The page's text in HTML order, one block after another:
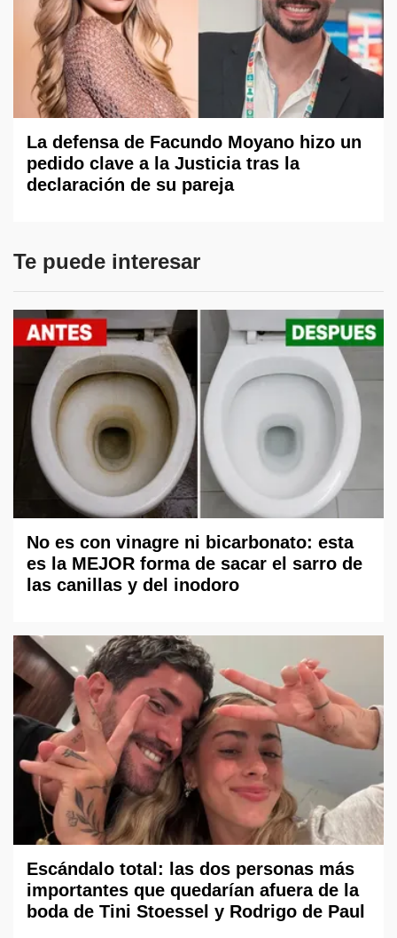
La defensa de Facundo Moyano hizo un
pedido clave a la Justicia tras la
declaración de su pareja
Te puede interesar
No es con vinagre ni bicarbonato: esta
es la MEJOR forma de sacar el sarro de
las canillas y del inodoro
Escándalo total: las dos personas más
importantes que quedarían afuera de la
boda de Tini Stoessel y Rodrigo de Paul